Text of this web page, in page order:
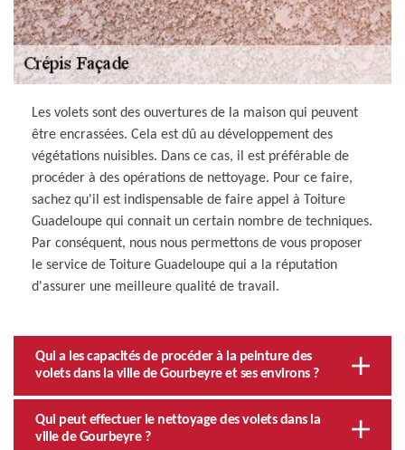
Les volets sont des ouvertures de la maison qui peuvent
être encrassées. Cela est dû au développement des
végétations nuisibles. Dans ce cas, il est préférable de
procéder à des opérations de nettoyage. Pour ce faire,
sachez qu'il est indispensable de faire appel à Toiture
Guadeloupe qui connait un certain nombre de techniques.
Par conséquent, nous nous permettons de vous proposer
le service de Toiture Guadeloupe qui a la réputation
d'assurer une meilleure qualité de travail.
Qui a les capacités de procéder à la peinture des
volets dans la ville de Gourbeyre et ses environs ?
Qui peut effectuer le nettoyage des volets dans la
ville de Gourbeyre ?